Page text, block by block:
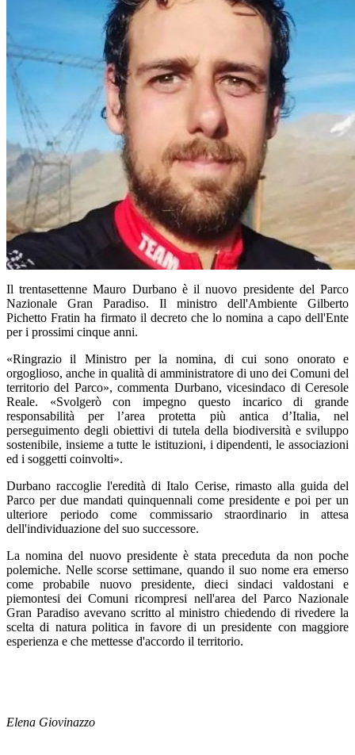
Il trentasettenne Mauro Durbano è il nuovo presidente del Parco
Nazionale Gran Paradiso. Il ministro dell'Ambiente Gilberto
Pichetto Fratin ha firmato il decreto che lo nomina a capo dell'Ente
per i prossimi cinque anni.
«Ringrazio il Ministro per la nomina, di cui sono onorato e
orgoglioso, anche in qualità di amministratore di uno dei Comuni del
territorio del Parco», commenta Durbano, vicesindaco di Ceresole
Reale. «Svolgerò con impegno questo incarico di grande
responsabilità per l’area protetta più antica d’Italia, nel
perseguimento degli obiettivi di tutela della biodiversità e sviluppo
sostenibile, insieme a tutte le istituzioni, i dipendenti, le associazioni
ed i soggetti coinvolti».
Durbano raccoglie l'eredità di Italo Cerise, rimasto alla guida del
Parco per due mandati quinquennali come presidente e poi per un
ulteriore periodo come commissario straordinario in attesa
dell'individuazione del suo successore.
La nomina del nuovo presidente è stata preceduta da non poche
polemiche. Nelle scorse settimane, quando il suo nome era emerso
come probabile nuovo presidente, dieci sindaci valdostani e
piemontesi dei Comuni ricompresi nell'area del Parco Nazionale
Gran Paradiso avevano scritto al ministro chiedendo di rivedere la
scelta di natura politica in favore di un presidente con maggiore
esperienza e che mettesse d'accordo il territorio.
Elena Giovinazzo